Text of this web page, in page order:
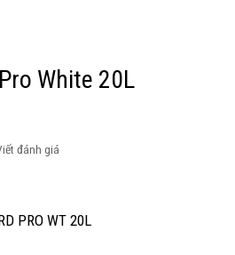
White 20L
đánh giá
PRO WT 20L